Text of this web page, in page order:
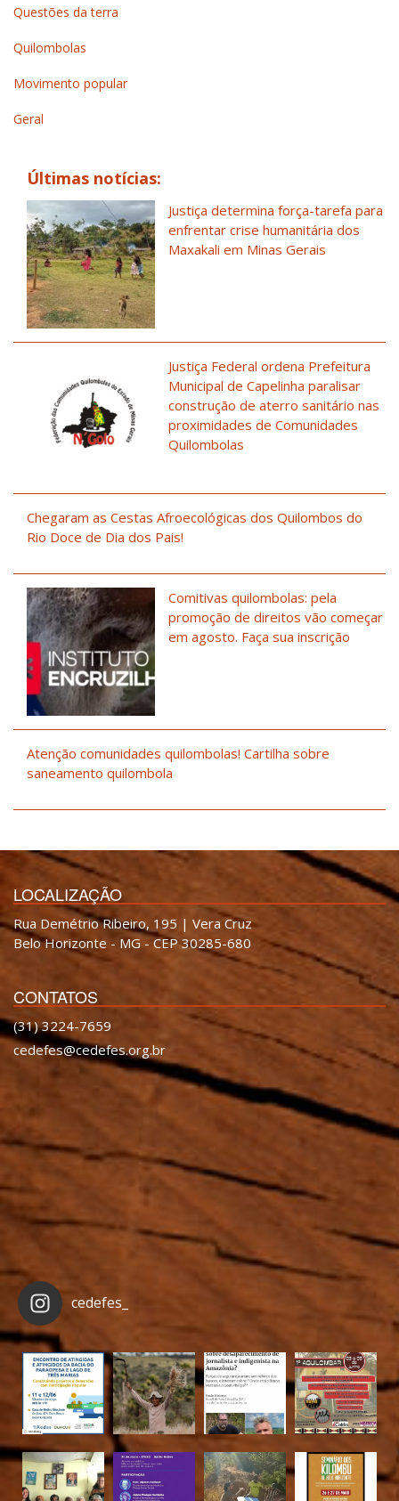
Questões da terra
Quilombolas
Movimento popular
Geral
Últimas notícias:
Justiça determina força-tarefa para
enfrentar crise humanitária dos
Maxakali em Minas Gerais
Justiça Federal ordena Prefeitura
Municipal de Capelinha paralisar
construção de aterro sanitário nas
proximidades de Comunidades
Quilombolas
Chegaram as Cestas Afroecológicas dos Quilombos do
Rio Doce de Dia dos Pais!
Comitivas quilombolas: pela
promoção de direitos vão começar
em agosto. Faça sua inscrição
Atenção comunidades quilombolas! Cartilha sobre
saneamento quilombola
LOCALIZAÇÃO
Rua Demétrio Ribeiro, 195 | Vera Cruz
Belo Horizonte - MG - CEP 30285-680
CONTATOS
(31) 3224-7659
cedefes@cedefes.org.br
cedefes_